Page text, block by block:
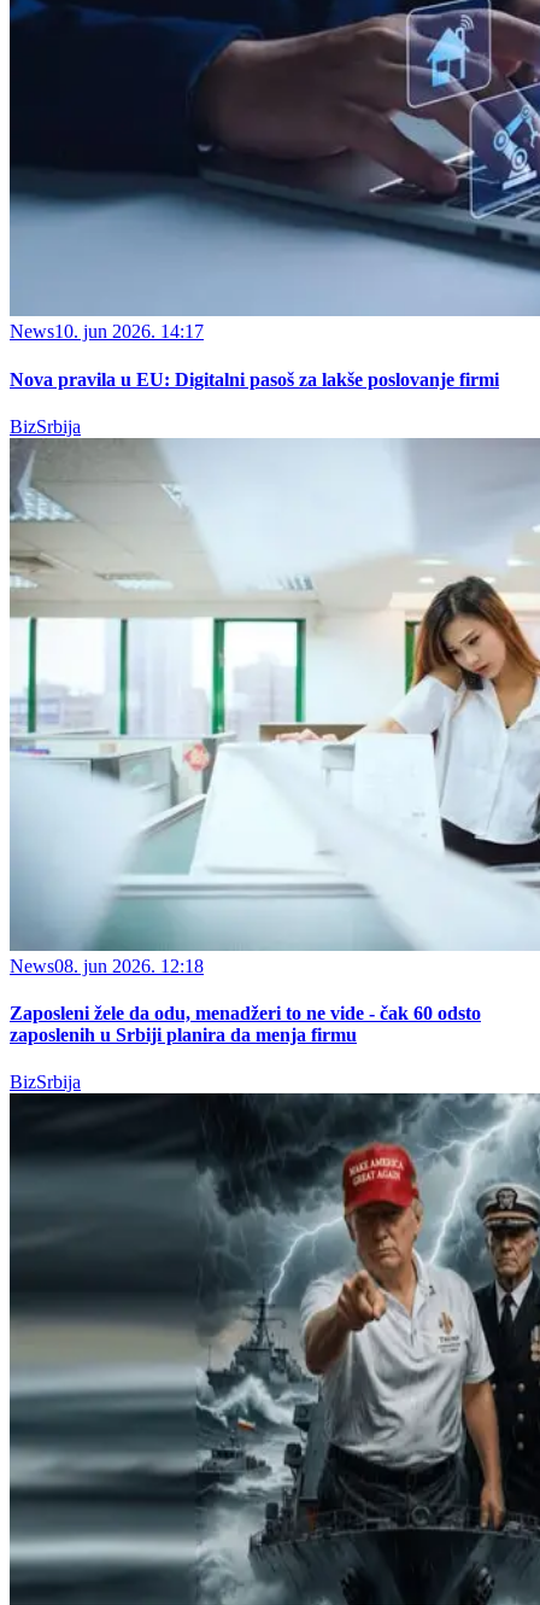
News10. jun 2026. 14:17
Nova pravila u EU: Digitalni pasoš za lakše poslovanje firmi
BizSrbija
News08. jun 2026. 12:18
Zaposleni žele da odu, menadžeri to ne vide - čak 60 odsto
zaposlenih u Srbiji planira da menja firmu
BizSrbija